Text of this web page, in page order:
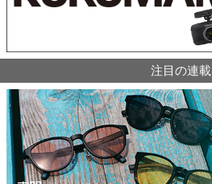
注目の連載